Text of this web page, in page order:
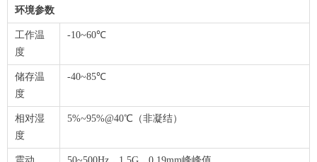
环境参数
工作温
度
-10~60℃
储存温
度
-40~85℃
相对湿
度
5%~95%@40℃（非凝结）